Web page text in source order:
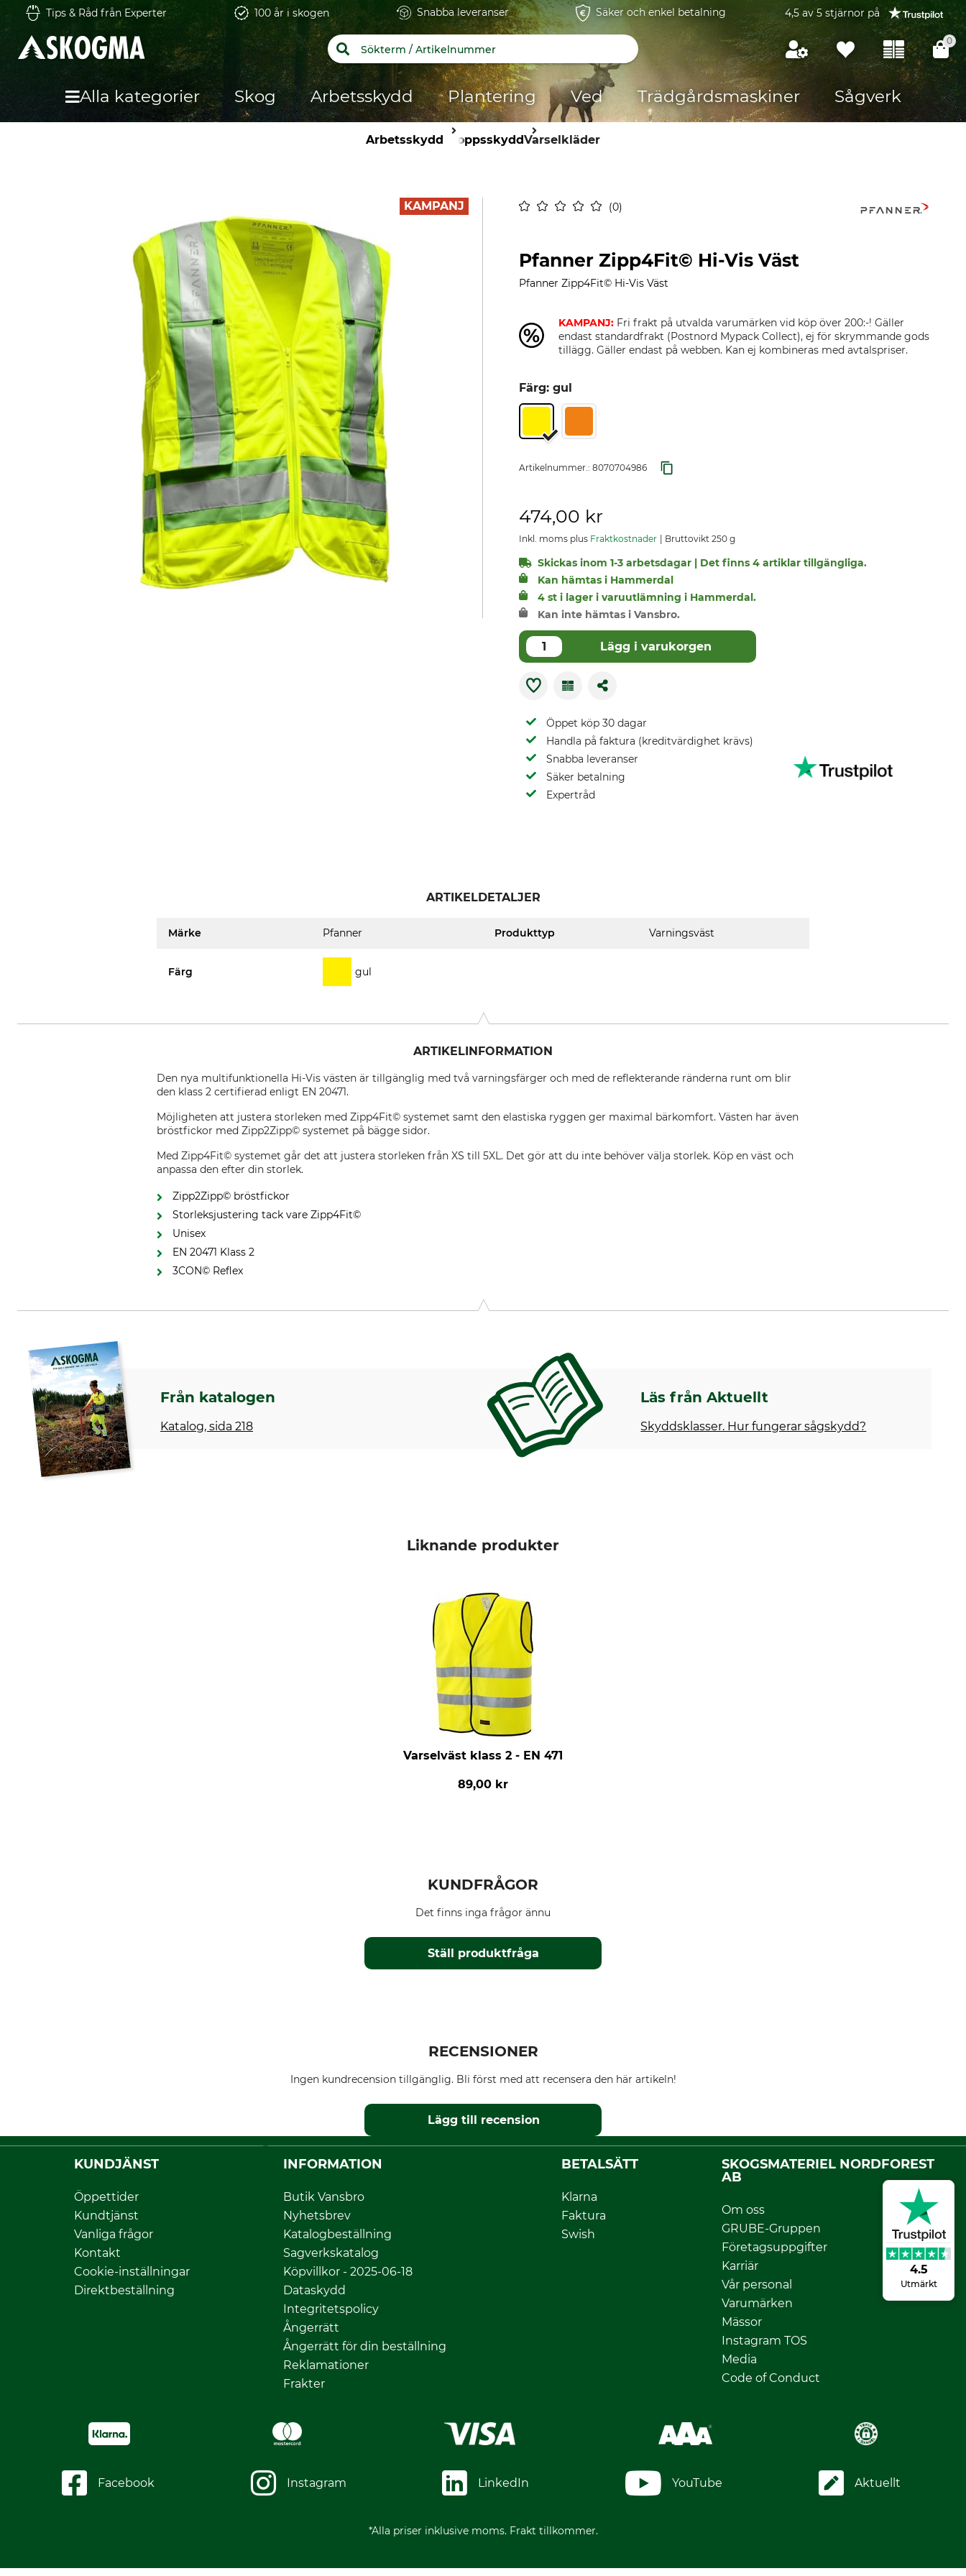
4.5
Utmärkt
Tips & Råd från Experter 100 år i skogen Snabba leveranser Säker och enkel betalning 4,5 av 5 stjärnor på
0
Alla kategorier Skog Arbetsskydd Plantering Ved Trädgårdsmaskiner Sågverk
Arbetsskydd KroppsskyddVarselkläder
0
KAMPANJ
Pfanner Zipp4Fit© Hi-Vis Väst
Pfanner Zipp4Fit© Hi-Vis Väst
KAMPANJ: Fri frakt på utvalda varumärken vid köp över 200:-! Gäller
endast standardfrakt (Postnord Mypack Collect), ej för skrymmande gods
tillägg. Gäller endast på webben. Kan ej kombineras med avtalspriser.
Färg: gul
Artikelnummer.: 8070704986
474,00 kr
Inkl. moms plus Fraktkostnader Bruttovikt 250 g
Skickas inom 1-3 arbetsdagar | Det finns 4 artiklar tillgängliga.
Kan hämtas i Hammerdal
4 st i lager i varuutlämning i Hammerdal.
Kan inte hämtas i Vansbro.
Lägg i varukorgen
Öppet köp 30 dagar
Handla på faktura (kreditvärdighet krävs)
Snabba leveranser
Säker betalning
Expertråd
ARTIKELDETALJER
Märke Pfanner Produkttyp Varningsväst
Färg gul
ARTIKELINFORMATION
Den nya multifunktionella Hi-Vis västen är tillgänglig med två varningsfärger och med de reflekterande ränderna runt om blir
den klass 2 certifierad enligt EN 20471.
Möjligheten att justera storleken med Zipp4Fit© systemet samt den elastiska ryggen ger maximal bärkomfort. Västen har även
bröstfickor med Zipp2Zipp© systemet på bägge sidor.
Med Zipp4Fit© systemet går det att justera storleken från XS till 5XL. Det gör att du inte behöver välja storlek. Köp en väst och
anpassa den efter din storlek.
Zipp2Zipp© bröstfickor
Storleksjustering tack vare Zipp4Fit©
Unisex
EN 20471 Klass 2
3CON© Reflex
Från katalogen
Katalog, sida 218
Läs från Aktuellt
Skyddsklasser. Hur fungerar sågskydd?
Liknande produkter
Varselväst klass 2 - EN 471
89,00 kr
KUNDFRÅGOR
Ställ produktfråga
Det finns inga frågor ännu
RECENSIONER
Ingen kundrecension tillgänglig. Bli först med att recensera den här artikeln!
Lägg till recension
KUNDJÄNST
Öppettider
Kundtjänst
Vanliga frågor
Kontakt
Cookie-inställningar
Direktbeställning
INFORMATION
Butik Vansbro
Nyhetsbrev
Katalogbeställning
Sagverkskatalog
Köpvillkor - 2025-06-18
Dataskydd
Integritetspolicy
Ångerrätt
Ångerrätt för din beställning
Reklamationer
Frakter
BETALSÄTT
Klarna
Faktura
Swish
SKOGSMATERIEL NORDFOREST
AB
Om oss
GRUBE-Gruppen
Företagsuppgifter
Karriär
Vår personal
Varumärken
Mässor
Instagram TOS
Media
Code of Conduct
Facebook Instagram LinkedIn YouTube Aktuellt
*Alla priser inklusive moms. Frakt tillkommer.